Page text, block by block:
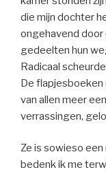
die mijn dochter
ongehavend door
gedeelten hun
Radicaal
De flapjesboeken
van allen meer
verrassingen,
Ze is sowieso een
bedenk ik me